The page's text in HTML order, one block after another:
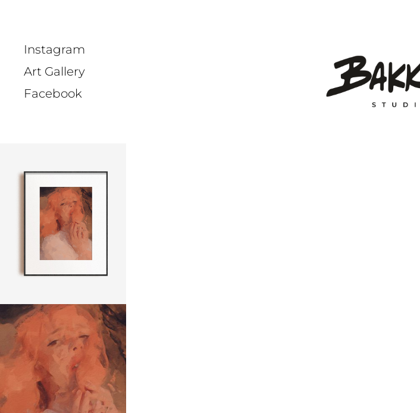
Instagram
Art Gallery
Facebook